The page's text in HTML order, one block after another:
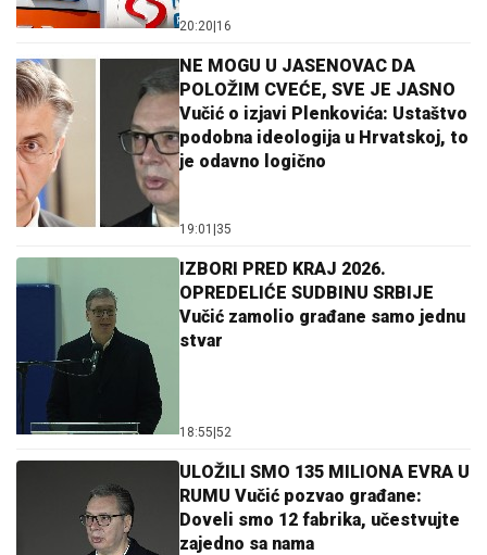
20:20 16
NE MOGU U JASENOVAC DA
POLOŽIM CVEĆE, SVE JE JASNO
Vučić o izjavi Plenkovića: Ustaštvo
podobna ideologija u Hrvatskoj, to
je odavno logično
19:01 35
IZBORI PRED KRAJ 2026.
OPREDELIĆE SUDBINU SRBIJE
Vučić zamolio građane samo jednu
stvar
18:55 52
ULOŽILI SMO 135 MILIONA EVRA U
RUMU Vučić pozvao građane:
Doveli smo 12 fabrika, učestvujte
zajedno sa nama